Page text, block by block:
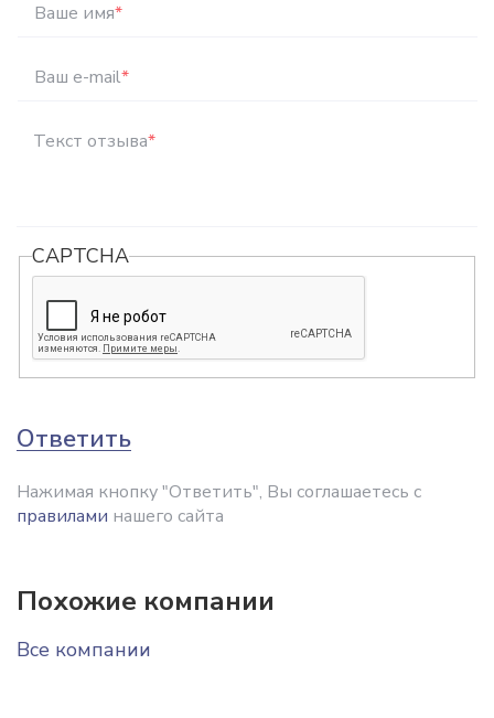
Ваше имя*
Ваш e-mail*
Текст отзыва*
CAPTCHA
Ответить
Нажимая кнопку "Ответить", Вы соглашаетесь с
правилами нашего сайта
Похожие компании
Все компании